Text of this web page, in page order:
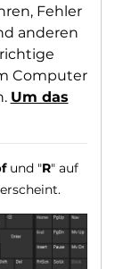
Fehler
anderen
Computer
Um das
und "R" auf